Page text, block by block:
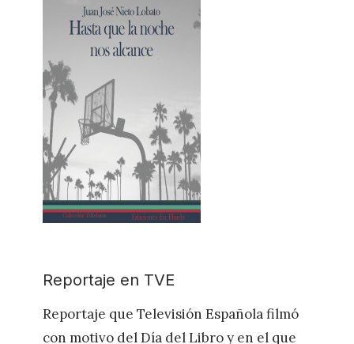
Reportaje en TVE
Reportaje que Televisión Española filmó
con motivo del Día del Libro y en el que